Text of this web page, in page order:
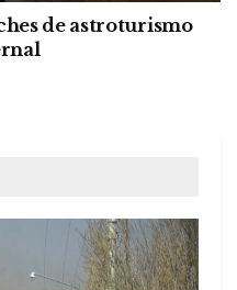
de astroturismo